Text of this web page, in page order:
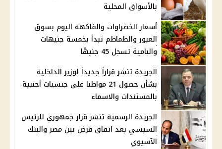
بالأسواق المحلية
أسعار الخضراوات والفاكهة اليوم بسوق
العبور والطماطم تبدأ بخمسة جنيهات
والبامية تسجل 45 جنيهًا
الجريدة تنشر قراراً جديداً لوزير الداخلية
بشأن حصول 21 مواطنا على جنسيات أجنبية
بالمستندات والاسماء
الجريدة الرسمية تنشر قرار جمهوري للرئيس
السيسي بعد اتفاق قرض بين مصر والبنك
الآسيوي